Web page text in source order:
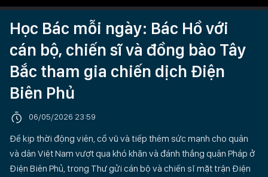
Học Bác mỗi ngày: Bác Hồ với
cán bộ, chiến sĩ và đồng bào Tây
Bắc tham gia chiến dịch Điện
Biên Phủ
06/05/2026 23:59
Để kịp thời động viên, cổ vũ và tiếp thêm sức mạnh cho quân
và dân Việt Nam vượt qua khó khăn và đánh thắng quân Pháp ở
Điện Biên Phủ, trong Thư gửi cán bộ và chiến sĩ mặt trận Điện